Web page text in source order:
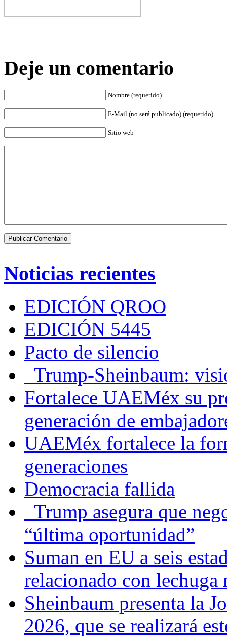
Deje un comentario
Nombre (requerido)
E-Mail (no será publicado) (requerido)
Sitio web
Noticias recientes
EDICIÓN QROO
EDICIÓN 5445
Pacto de silencio
Trump-Sheinbaum:
Fortalece UAEMéx su
generación de
UAEMéx fortalece la
generaciones
Democracia fallida
Trump asegura que
“última oportunidad”
Suman en EU a seis
relacionado con lechuga
Sheinbaum presenta la
2026, que se realizará